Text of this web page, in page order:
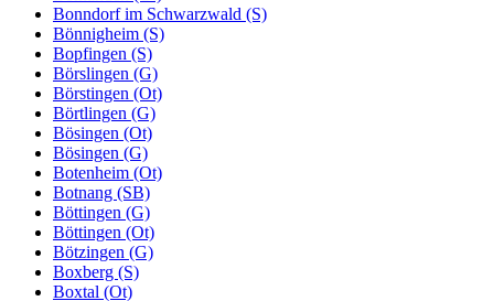
Bonndorf im Schwarzwald (S)
Bönnigheim (S)
Bopfingen (S)
Börslingen (G)
Börstingen (Ot)
Börtlingen (G)
Bösingen (Ot)
Bösingen (G)
Botenheim (Ot)
Botnang (SB)
Böttingen (G)
Böttingen (Ot)
Bötzingen (G)
Boxberg (S)
Boxtal (Ot)